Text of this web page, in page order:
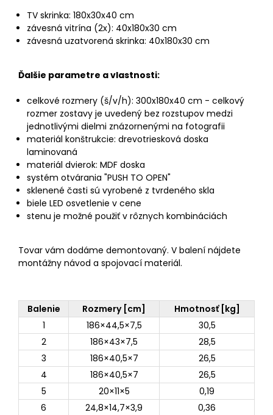
TV skrinka: 180x30x40 cm
závesná vitrína (2x): 40x180x30 cm
závesná uzatvorená skrinka: 40x180x30 cm
Ďalšie parametre a vlastnosti:
celkové rozmery (š/v/h): 300x180x40 cm - celkový
rozmer zostavy je uvedený bez rozstupov medzi
jednotlivými dielmi znázornenými na fotografii
materiál konštrukcie: drevotriesková doska
laminovaná
materiál dvierok: MDF doska
systém otvárania "PUSH TO OPEN"
sklenené časti sú vyrobené z tvrdeného skla
biele LED osvetlenie v cene
stenu je možné použiť v rôznych kombináciách
Tovar vám dodáme demontovaný. V balení nájdete
montážny návod a spojovací materiál.
Balenie Rozmery [cm]
Hmotnosť [kg]
1
186×44,5×7,5
30,5
2
186×43×7,5
28,5
3
186×40,5×7
26,5
4
186×40,5×7
26,5
5
20×11×5
0,19
6
24,8×14,7×3,9
0,36